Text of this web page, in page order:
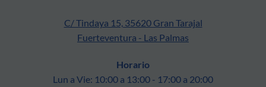
C/ Tindaya 15, 35620 Gran Tarajal
Fuerteventura - Las Palmas
Horario
Lun a Vie: 10:00 a 13:00 - 17:00 a 20:00